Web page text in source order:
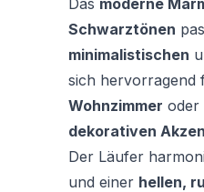
Das moderne
Schwarztönen
minimalistischen
sich hervorragend
Wohnzimmer oder
dekorativen
Der Läufer
und einer hellen,